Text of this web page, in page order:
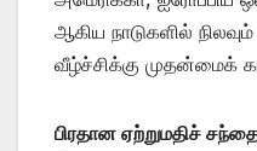
ஆகிய நாடுகளில்
வீழ்ச்சிக்கு முதன்மைக்
பிரதான ஏற்றுமதிச்